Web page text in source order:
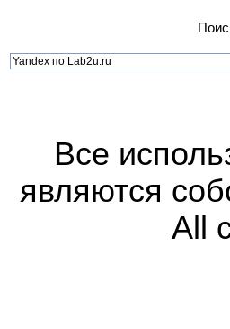
Все
являются
All